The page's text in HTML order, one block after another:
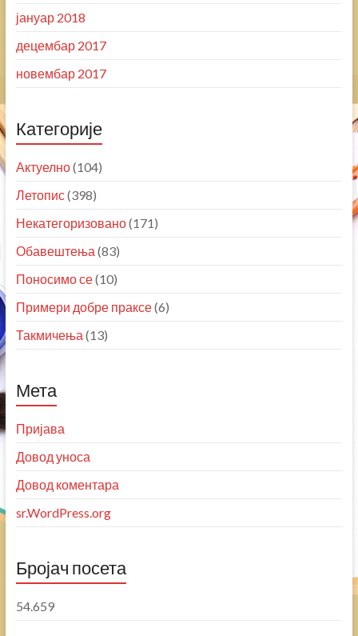
јануар 2018
децембар 2017
новембар 2017
Категорије
Актуелно(104)
Летопис(398)
Некатегоризовано(171)
Обавештења (83)
Поносимо се(10)
Примери добре праксе(6)
Такмичења (13)
Мета
Пријава
Довод уноса
Довод коментара
sr.WordPress.org
Бројач посета
54.659